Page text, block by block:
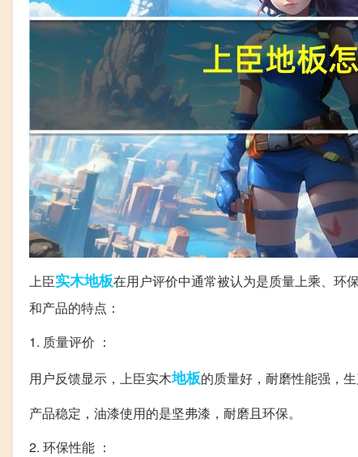
上臣实木地板在用户评价中通常被认为是质量上乘、环保
和产品的特点：
1. 质量评价 ：
用户反馈显示，上臣实木地板的质量好，耐磨性能强，
产品稳定，油漆使用的是坚弗漆，耐磨且环保。
2. 环保性能 ：